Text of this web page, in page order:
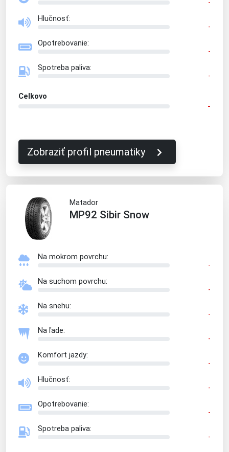
-
Hlučnosť:
-
Opotrebovanie:
-
Spotreba paliva:
-
Celkovo
-
Zobraziť profil pneumatiky
Matador
MP92 Sibir Snow
Na mokrom povrchu:
-
Na suchom povrchu:
-
Na snehu:
-
Na ľade:
-
Komfort jazdy:
-
Hlučnosť:
-
Opotrebovanie:
-
Spotreba paliva:
-